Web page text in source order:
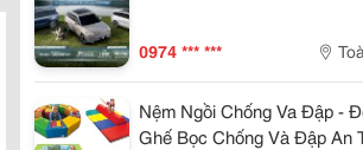
0974 *** ***
Nệm Ngồi Chống Va Đập -
Ghế Bọc Chống Và Đập An